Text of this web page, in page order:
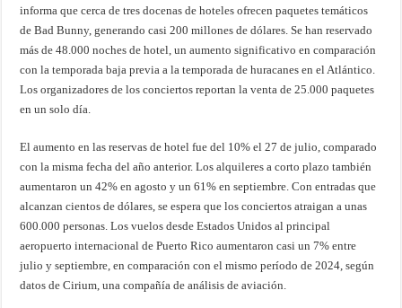
informa que cerca de tres docenas de hoteles ofrecen paquetes temáticos
de Bad Bunny, generando casi 200 millones de dólares. Se han reservado
más de 48.000 noches de hotel, un aumento significativo en comparación
con la temporada baja previa a la temporada de huracanes en el Atlántico.
Los organizadores de los conciertos reportan la venta de 25.000 paquetes
en un solo día.
El aumento en las reservas de hotel fue del 10% el 27 de julio, comparado
con la misma fecha del año anterior. Los alquileres a corto plazo también
aumentaron un 42% en agosto y un 61% en septiembre. Con entradas que
alcanzan cientos de dólares, se espera que los conciertos atraigan a unas
600.000 personas. Los vuelos desde Estados Unidos al principal
aeropuerto internacional de Puerto Rico aumentaron casi un 7% entre
julio y septiembre, en comparación con el mismo período de 2024, según
datos de Cirium, una compañía de análisis de aviación.